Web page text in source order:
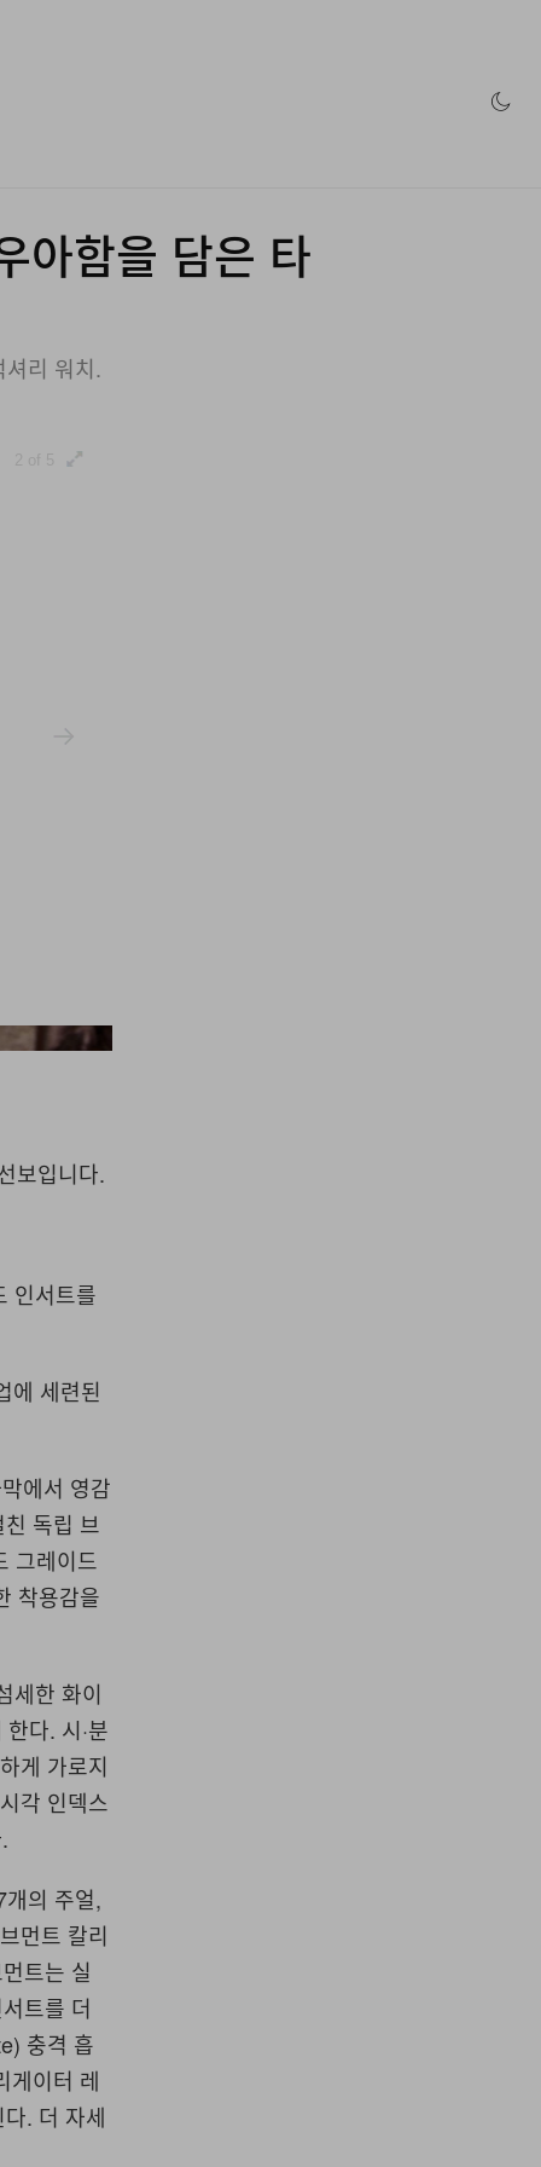
아함을 담은 타
리 워치.
De Bethune
보입니다.
인서트를
에 세련된
에서 영감
독립 브
그레이드
착용감을
세한 화이
다. 시·분
게 가로지
각 인덱스
의 주얼,
먼트 칼리
트는 실
트를 더
충격 흡
게이터 레
. 더 자세